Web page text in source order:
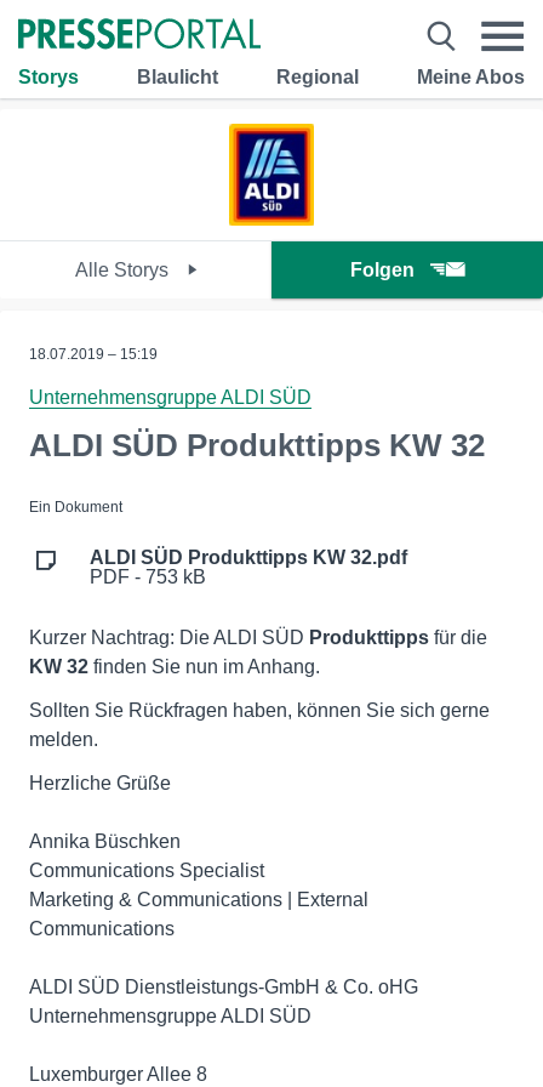
Storys Blaulicht Regional Meine Abos
Alle Storys Folgen
18.07.2019 – 15:19
Unternehmensgruppe ALDI SÜD
ALDI SÜD Produkttipps KW 32
Ein Dokument
ALDI SÜD Produkttipps KW 32.pdf
PDF - 753 kB
Kurzer Nachtrag: Die ALDI SÜD Produkttipps für die
KW 32 finden Sie nun im Anhang.
Sollten Sie Rückfragen haben, können Sie sich gerne
melden.
Herzliche Grüße
Annika Büschken
Communications Specialist
Marketing & Communications | External
Communications
ALDI SÜD Dienstleistungs-GmbH & Co. oHG
Unternehmensgruppe ALDI SÜD
Luxemburger Allee 8